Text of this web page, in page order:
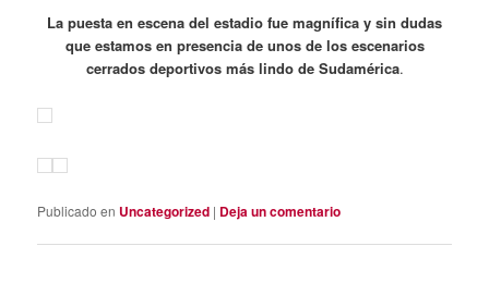
La puesta en escena del estadio fue magnífica y sin dudas
que estamos en presencia de unos de los escenarios
cerrados deportivos más lindo de Sudamérica.
Publicado en Uncategorized | Deja un comentario